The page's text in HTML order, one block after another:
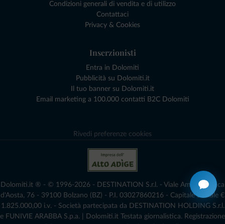
Condizioni generali di vendita e di utilizzo
Contattaci
Privacy & Cookies
Inserzionisti
Entra in Dolomiti
Pubblicità su Dolomiti.it
Il tuo banner su Dolomiti.it
Email marketing a 100.000 contatti B2C Dolomiti
Rivedi preferenze cookies
Dolomiti.it ® - © 1996-2026 - DESTINATION S.r.l. - Viale Amedeo Duca
d'Aosta, 76 - 39100 Bolzano (BZ) - P.I. 03027860216 - Capitale Sociale €
1.825.000,00 i.v. - Società partecipata da DESTINATION HOLDING S.r.l.
e FUNIVIE ARABBA S.p.a. | Dolomiti.it Testata giornalistica. Registrazione